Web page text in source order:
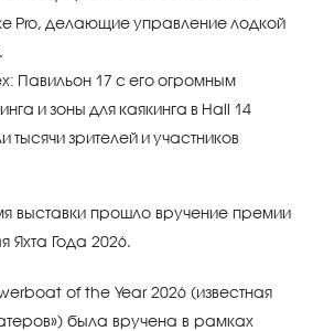
Pro, делающие управление лодкой
Павильон 17 с его огромным
и зоны для каякинга в Hall 14
зрителей и участников
выставки прошло вручение премии
Яхта Года 2026.
of the Year 2026 (известная
была вручена в рамках